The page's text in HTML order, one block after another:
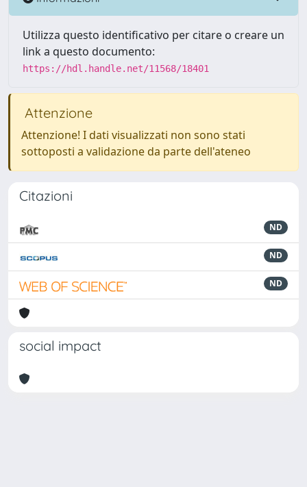
Utilizza questo identificativo per citare o creare un
link a questo documento:
https://hdl.handle.net/11568/18401
Attenzione
Attenzione! I dati visualizzati non sono stati
sottoposti a validazione da parte dell'ateneo
Citazioni
ND
ND
ND
social impact